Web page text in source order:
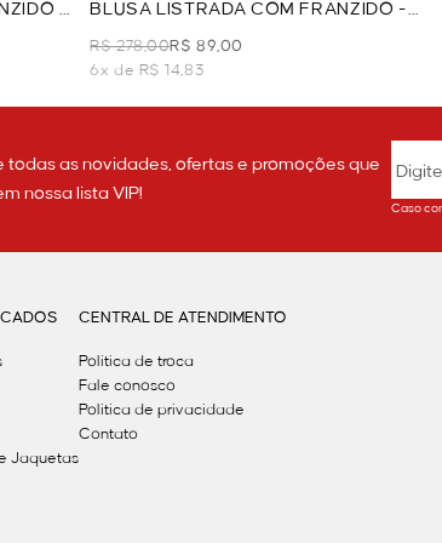
-
BLUSA LISTRADA COM FRANZIDO -
VERDE
R$ 278,00R$ 89,00
6x de R$ 14,83
as novidades, ofertas e promoções que
nossa lista VIP!
Caso
Jaquetas
CENTRAL DE ATENDIMENTO
Política de troca
Fale conosco
Politica de privacidade
Contato